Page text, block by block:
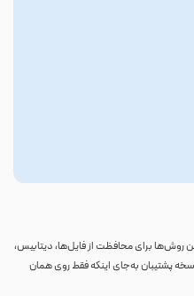
روش‌ها برای محافظت از فایل‌ها، دیتابیس،
پشتیبان به‌جای اینکه فقط روی همان
می‌شود؛ بنابراین خرابی سرور، هک